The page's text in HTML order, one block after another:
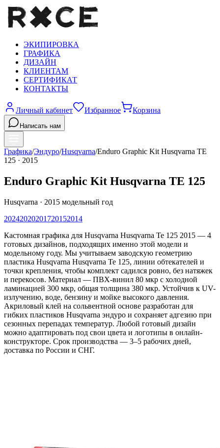
ЭКИПИРОВКА
ГРАФИКА
ДИЗАЙН
КЛИЕНТАМ
СЕРТИФИКАТ
КОНТАКТЫ
Личный кабинет Избранное Корзина
Написать нам
Графика/Эндуро/Husqvarna/Enduro Graphic Kit Husqvarna TE
125 · 2015
Enduro Graphic Kit Husqvarna TE 125
Husqvarna · 2015 модельный год
20242020201720152014
Кастомная графика для Husqvarna Husqvarna Te 125 2015 — 4
готовых дизайнов, подходящих именно этой модели и
модельному году. Мы учитываем заводскую геометрию
пластика Husqvarna Husqvarna Te 125, линии обтекателей и
точки крепления, чтобы комплект садился ровно, без натяжек
и перекосов. Материал — ПВХ-винил 80 мкр с холодной
ламинацией 300 мкр, общая толщина 380 мкр. Устойчив к UV-
излучению, воде, бензину и мойке высокого давления.
Акриловый клей на сольвентной основе разработан для
гибких пластиков Husqvarna эндуро и сохраняет адгезию при
сезонных перепадах температур. Любой готовый дизайн
можно адаптировать под свои цвета и логотипы в онлайн-
конструкторе. Срок производства — 3–5 рабочих дней,
доставка по России и СНГ.